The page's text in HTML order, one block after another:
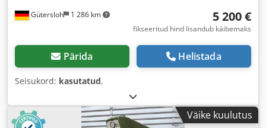
Gütersloh 1 286 km 5 200 €
fikseeritud hind lisandub käibemaks
Pärida Helistada
Seisukord: kasutatud,
Väike kuulutus